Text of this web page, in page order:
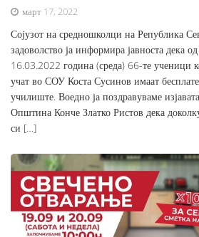
март 17, 2022
Сојузот на средношколци на Република
задоволство ја информира јавноста дека
16.03.2022 година (среда) 66-те ученици
учат во СОУ Коста Сусинов имаат
училиште. Воедно ја поздравуваме
Општина Конче Златко Ристов дека
си […]